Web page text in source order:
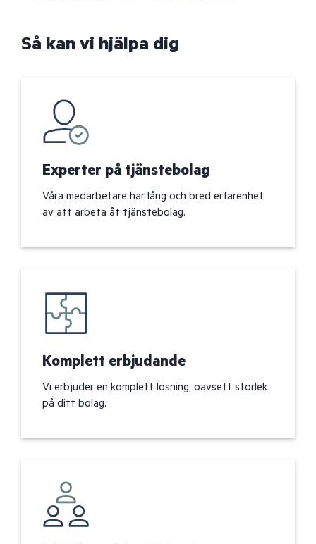
Så kan vi hjälpa dig
Experter på tjänstebolag
Våra medarbetare har lång och bred erfarenhet
av att arbeta åt tjänstebolag.
Komplett erbjudande
Vi erbjuder en komplett lösning, oavsett storlek
på ditt bolag.